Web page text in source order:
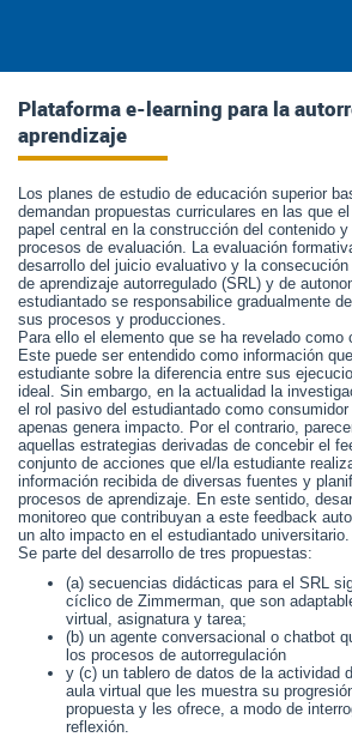
Plataforma e-learning para la
aprendizaje
Los planes de estudio de educación superior
demandan propuestas curriculares en las que
papel central en la construcción del contenido
procesos de evaluación. La evaluación
desarrollo del juicio evaluativo y la
de aprendizaje autorregulado (SRL) y de
estudiantado se responsabilice gradualmente
sus procesos y producciones.
Para ello el elemento que se ha revelado como
Este puede ser entendido como información
estudiante sobre la diferencia entre sus
ideal. Sin embargo, en la actualidad la
el rol pasivo del estudiantado como
apenas genera impacto. Por el contrario,
aquellas estrategias derivadas de concebir el
conjunto de acciones que el/la estudiante
información recibida de diversas fuentes y
procesos de aprendizaje. En este sentido,
monitoreo que contribuyan a este feedback
un alto impacto en el estudiantado universitario.
Se parte del desarrollo de tres propuestas:
(a) secuencias didácticas para el SRL
cíclico de Zimmerman, que son
virtual, asignatura y tarea;
(b) un agente conversacional o chatbot
los procesos de autorregulación
y (c) un tablero de datos de la actividad
aula virtual que les muestra su
propuesta y les ofrece, a modo de
reflexión.